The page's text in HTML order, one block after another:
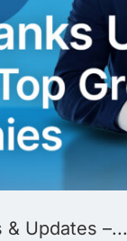
Updates –...